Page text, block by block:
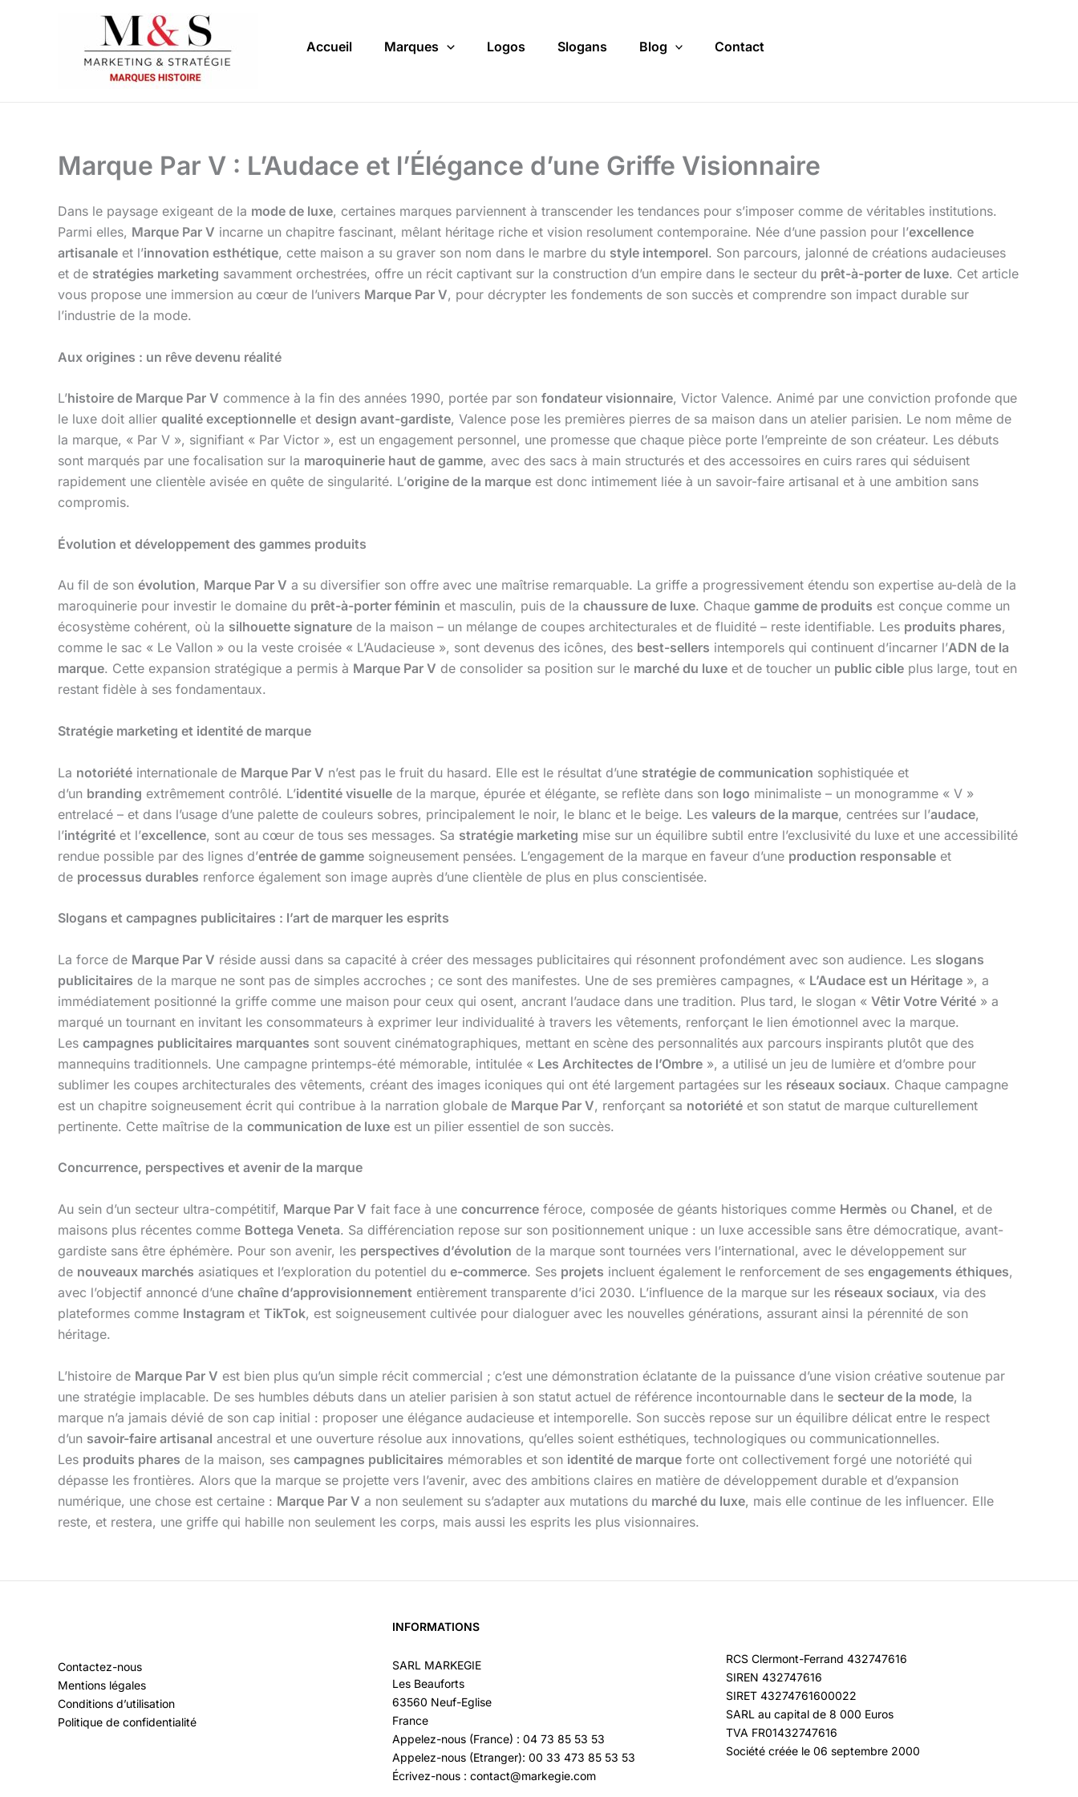
Accueil Marques Logos Slogans Blog Contact
Marque Par V : L’Audace et l’Élégance d’une Griffe Visionnaire
Dans le paysage exigeant de la mode de luxe, certaines marques parviennent à transcender les tendances pour s’imposer comme de véritables institutions.
Parmi elles, Marque Par V incarne un chapitre fascinant, mêlant héritage riche et vision resolument contemporaine. Née d’une passion pour l’excellence
artisanale et l’innovation esthétique, cette maison a su graver son nom dans le marbre du style intemporel. Son parcours, jalonné de créations audacieuses
et de stratégies marketing savamment orchestrées, offre un récit captivant sur la construction d’un empire dans le secteur du prêt-à-porter de luxe. Cet article
vous propose une immersion au cœur de l’univers Marque Par V, pour décrypter les fondements de son succès et comprendre son impact durable sur
l’industrie de la mode.
Aux origines : un rêve devenu réalité
L’histoire de Marque Par V commence à la fin des années 1990, portée par son fondateur visionnaire, Victor Valence. Animé par une conviction profonde que
le luxe doit allier qualité exceptionnelle et design avant-gardiste, Valence pose les premières pierres de sa maison dans un atelier parisien. Le nom même de
la marque, « Par V », signifiant « Par Victor », est un engagement personnel, une promesse que chaque pièce porte l’empreinte de son créateur. Les débuts
sont marqués par une focalisation sur la maroquinerie haut de gamme, avec des sacs à main structurés et des accessoires en cuirs rares qui séduisent
rapidement une clientèle avisée en quête de singularité. L’origine de la marque est donc intimement liée à un savoir-faire artisanal et à une ambition sans
compromis.
Évolution et développement des gammes produits
Au fil de son évolution, Marque Par V a su diversifier son offre avec une maîtrise remarquable. La griffe a progressivement étendu son expertise au-delà de la
maroquinerie pour investir le domaine du prêt-à-porter féminin et masculin, puis de la chaussure de luxe. Chaque gamme de produits est conçue comme un
écosystème cohérent, où la silhouette signature de la maison – un mélange de coupes architecturales et de fluidité – reste identifiable. Les produits phares,
comme le sac « Le Vallon » ou la veste croisée « L’Audacieuse », sont devenus des icônes, des best-sellers intemporels qui continuent d’incarner l’ADN de la
marque. Cette expansion stratégique a permis à Marque Par V de consolider sa position sur le marché du luxe et de toucher un public cible plus large, tout en
restant fidèle à ses fondamentaux.
Stratégie marketing et identité de marque
La notoriété internationale de Marque Par V n’est pas le fruit du hasard. Elle est le résultat d’une stratégie de communication sophistiquée et
d’un branding extrêmement contrôlé. L’identité visuelle de la marque, épurée et élégante, se reflète dans son logo minimaliste – un monogramme « V »
entrelacé – et dans l’usage d’une palette de couleurs sobres, principalement le noir, le blanc et le beige. Les valeurs de la marque, centrées sur l’audace,
l’intégrité et l’excellence, sont au cœur de tous ses messages. Sa stratégie marketing mise sur un équilibre subtil entre l’exclusivité du luxe et une accessibilité
rendue possible par des lignes d’entrée de gamme soigneusement pensées. L’engagement de la marque en faveur d’une production responsable et
de processus durables renforce également son image auprès d’une clientèle de plus en plus conscientisée.
Slogans et campagnes publicitaires : l’art de marquer les esprits
La force de Marque Par V réside aussi dans sa capacité à créer des messages publicitaires qui résonnent profondément avec son audience. Les slogans
publicitaires de la marque ne sont pas de simples accroches ; ce sont des manifestes. Une de ses premières campagnes, « L’Audace est un Héritage », a
immédiatement positionné la griffe comme une maison pour ceux qui osent, ancrant l’audace dans une tradition. Plus tard, le slogan « Vêtir Votre Vérité » a
marqué un tournant en invitant les consommateurs à exprimer leur individualité à travers les vêtements, renforçant le lien émotionnel avec la marque.
Les campagnes publicitaires marquantes sont souvent cinématographiques, mettant en scène des personnalités aux parcours inspirants plutôt que des
mannequins traditionnels. Une campagne printemps-été mémorable, intitulée « Les Architectes de l’Ombre », a utilisé un jeu de lumière et d’ombre pour
sublimer les coupes architecturales des vêtements, créant des images iconiques qui ont été largement partagées sur les réseaux sociaux. Chaque campagne
est un chapitre soigneusement écrit qui contribue à la narration globale de Marque Par V, renforçant sa notoriété et son statut de marque culturellement
pertinente. Cette maîtrise de la communication de luxe est un pilier essentiel de son succès.
Concurrence, perspectives et avenir de la marque
Au sein d’un secteur ultra-compétitif, Marque Par V fait face à une concurrence féroce, composée de géants historiques comme Hermès ou Chanel, et de
maisons plus récentes comme Bottega Veneta. Sa différenciation repose sur son positionnement unique : un luxe accessible sans être démocratique, avant-
gardiste sans être éphémère. Pour son avenir, les perspectives d’évolution de la marque sont tournées vers l’international, avec le développement sur
de nouveaux marchés asiatiques et l’exploration du potentiel du e-commerce. Ses projets incluent également le renforcement de ses engagements éthiques,
avec l’objectif annoncé d’une chaîne d’approvisionnement entièrement transparente d’ici 2030. L’influence de la marque sur les réseaux sociaux, via des
plateformes comme Instagram et TikTok, est soigneusement cultivée pour dialoguer avec les nouvelles générations, assurant ainsi la pérennité de son
héritage.
L’histoire de Marque Par V est bien plus qu’un simple récit commercial ; c’est une démonstration éclatante de la puissance d’une vision créative soutenue par
une stratégie implacable. De ses humbles débuts dans un atelier parisien à son statut actuel de référence incontournable dans le secteur de la mode, la
marque n’a jamais dévié de son cap initial : proposer une élégance audacieuse et intemporelle. Son succès repose sur un équilibre délicat entre le respect
d’un savoir-faire artisanal ancestral et une ouverture résolue aux innovations, qu’elles soient esthétiques, technologiques ou communicationnelles.
Les produits phares de la maison, ses campagnes publicitaires mémorables et son identité de marque forte ont collectivement forgé une notoriété qui
dépasse les frontières. Alors que la marque se projette vers l’avenir, avec des ambitions claires en matière de développement durable et d’expansion
numérique, une chose est certaine : Marque Par V a non seulement su s’adapter aux mutations du marché du luxe, mais elle continue de les influencer. Elle
reste, et restera, une griffe qui habille non seulement les corps, mais aussi les esprits les plus visionnaires.
Contactez-nous
Mentions légales
Conditions d’utilisation
Politique de confidentialité
INFORMATIONS
SARL MARKEGIE
Les Beauforts
63560 Neuf-Eglise
France
Appelez-nous (France) : 04 73 85 53 53
Appelez-nous (Etranger): 00 33 473 85 53 53
Écrivez-nous : contact@markegie.com
RCS Clermont-Ferrand 432747616
SIREN 432747616
SIRET 43274761600022
SARL au capital de 8 000 Euros
TVA FR01432747616
Société créée le 06 septembre 2000